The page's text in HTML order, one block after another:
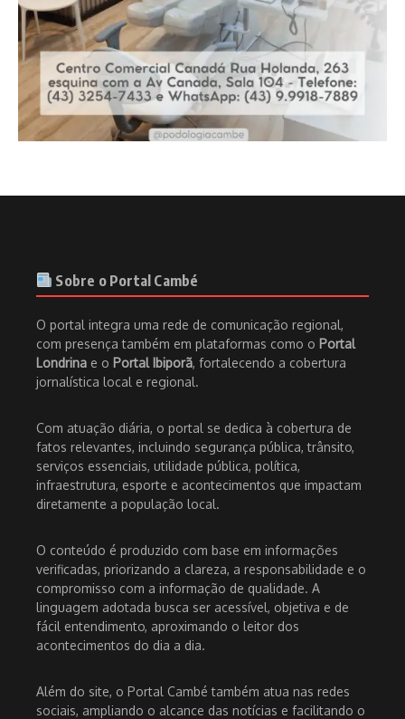
Sobre o Portal Cambé
O portal integra uma rede de comunicação regional,
com presença também em plataformas como o Portal
Londrina e o Portal Ibiporã, fortalecendo a cobertura
jornalística local e regional.
Com atuação diária, o portal se dedica à cobertura de
fatos relevantes, incluindo segurança pública, trânsito,
serviços essenciais, utilidade pública, política,
infraestrutura, esporte e acontecimentos que impactam
diretamente a população local.
O conteúdo é produzido com base em informações
verificadas, priorizando a clareza, a responsabilidade e o
compromisso com a informação de qualidade. A
linguagem adotada busca ser acessível, objetiva e de
fácil entendimento, aproximando o leitor dos
acontecimentos do dia a dia.
Além do site, o Portal Cambé também atua nas redes
sociais, ampliando o alcance das notícias e facilitando o